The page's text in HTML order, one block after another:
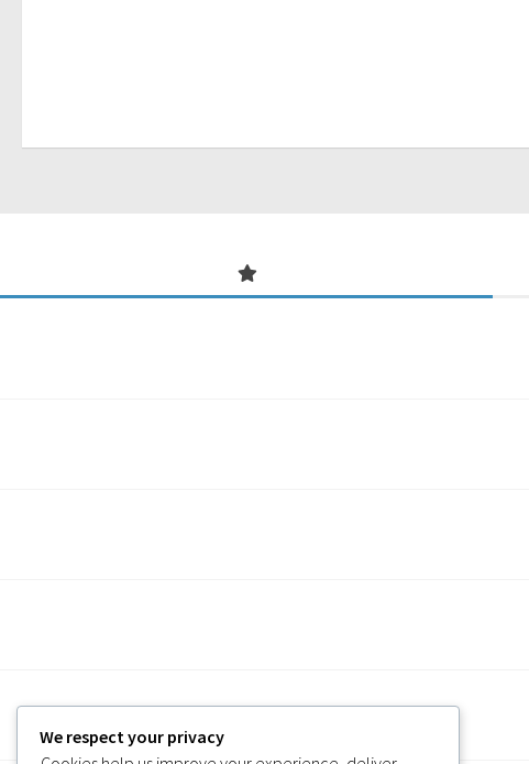
We respect your privacy